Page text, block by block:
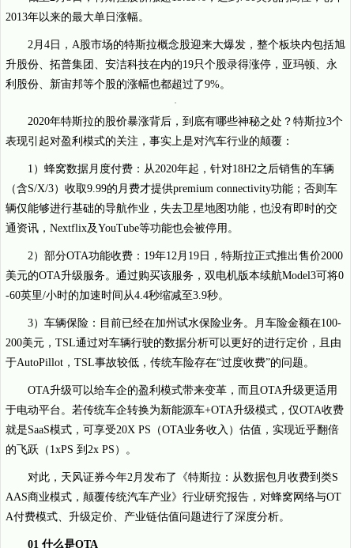
2013年以来的最大单日涨幅。
2月4日，A股市场的特斯拉概念股迎来大爆发，整个板块内包括旭
升股份、拓普集团、安洁科技在内的19只个股录得涨停，亚玛顿、永
利股份、新宙邦等个股的涨幅也都超过了9%。
2020年特斯拉的股价暴涨背后，到底有哪些神秘之处？特斯拉3个
表现引起对盈利模式的关注，事实上是对汽车行业的颠覆：
1）蜂窝数据月度付费：从2020年起，针对18H2之后销售的车辆
（含S/X/3）收取9.99的月费才提供premium connectivity功能；否则车
辆仅能够进行基础的导航作业，失去卫星地图功能，也没有即时的交
通资讯，Nextflix及YouTube等功能也会被停用。
2）部分OTA功能收费：19年12月19日，特斯拉正式推出售价2000
美元的OTA升级服务。通过购买该服务，双电机版本续航Model3可将0
-60英里/小时的加速时间从4.4秒缩减至3.9秒。
3）车辆保险：目前已经在加州试水保险业务。月车险金额在100-
200美元，TSL通过对车辆行驶的数据分析可以更好的进行定价，且由
于AutoPillot，TSL事故较低，传统车险存在“过度收费”的问题。
OTA升级可以给车企的盈利模式带来变革，而且OTA升级更适用
于电动平台。若传统车企转换为新能源车+OTA升级模式，仅OTA收费
就是SaaS模式，可享受20X PS（OTA业务收入）估值，实现近乎翻倍
的飞跃（1xPS 到2x PS）。
对此，天风证券今年2月发布了《特斯拉：从数据包月收费到类S
AAS商业模式，颠覆传统汽车产业》行业研究报告，对蜂窝网络与OT
A付费模式、升级定价、产业链估值问题进行了深度分析。
01 什么是OTA